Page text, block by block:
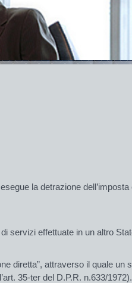
la detrazione
servizi effettuate in un altro
diretta”, attraverso il quale un
35-ter del D.P.R. n.633/1972).